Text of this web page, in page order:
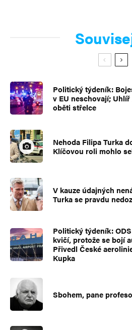
Politický týdeník:
v EU neschovají;
oběti střelce
Nehoda Filipa Turka
Klíčovou roli mohlo
V kauze údajných
Turka se pravdu
Politický týdeník:
kvičí, protože se bojí
Přivedl České
Kupka
Sbohem, pane